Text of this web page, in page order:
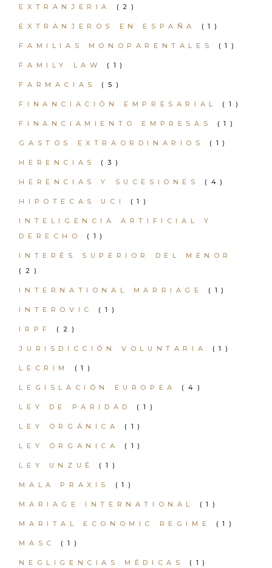
EXTRANJERIA (2)
EXTRANJEROS EN ESPAÑA (1)
FAMILIAS MONOPARENTALES (1)
FAMILY LAW (1)
FARMACIAS (5)
FINANCIACIÓN EMPRESARIAL (1)
FINANCIAMIENTO EMPRESAS (1)
GASTOS EXTRAORDINARIOS (1)
HERENCIAS (3)
HERENCIAS Y SUCESIONES (4)
HIPOTECAS UCI (1)
INTELIGENCIA ARTIFICIAL Y
DERECHO
(1)
INTERÉS SUPERIOR DEL MENOR
(2)
INTERNATIONAL MARRIAGE (1)
INTEROVIC (1)
IRPF (2)
JURISDICCIÓN VOLUNTARIA (1)
LECRIM (1)
LEGISLACIÓN EUROPEA (4)
LEY DE PARIDAD (1)
LEY ORGÁNICA (1)
LEY ÓRGANICA (1)
LEY UNZUÉ (1)
MALA PRAXIS (1)
MARIAGE INTERNATIONAL (1)
MARITAL ECONOMIC REGIME (1)
MASC (1)
NEGLIGENCIAS MÉDICAS (1)